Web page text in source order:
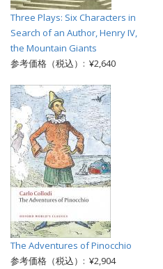
Three Plays: Six Characters in
Search of an Author, Henry IV,
the Mountain Giants
参考価格（税込）: ¥2,640
The Adventures of Pinocchio
参考価格（税込）: ¥2,904